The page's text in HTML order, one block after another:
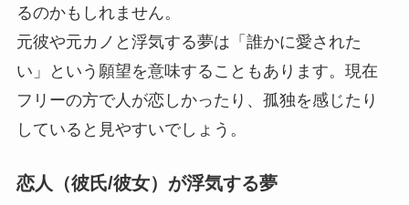
るのかもしれません。
元彼や元カノと浮気する夢は「誰かに愛された
い」という願望を意味することもあります。現在
フリーの方で人が恋しかったり、孤独を感じたり
していると見やすいでしょう。
恋人（彼氏/彼女）が浮気する夢